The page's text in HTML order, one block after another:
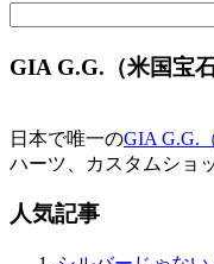
ゲ
ー
ョ
ン
GIA G.G.（米国宝
日本で唯一のGIA G.G.
ハーツ、カスタムショ
人気記事